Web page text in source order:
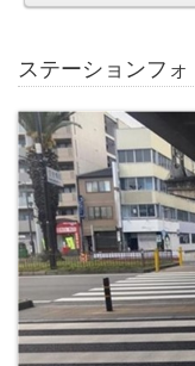
ステーションフ